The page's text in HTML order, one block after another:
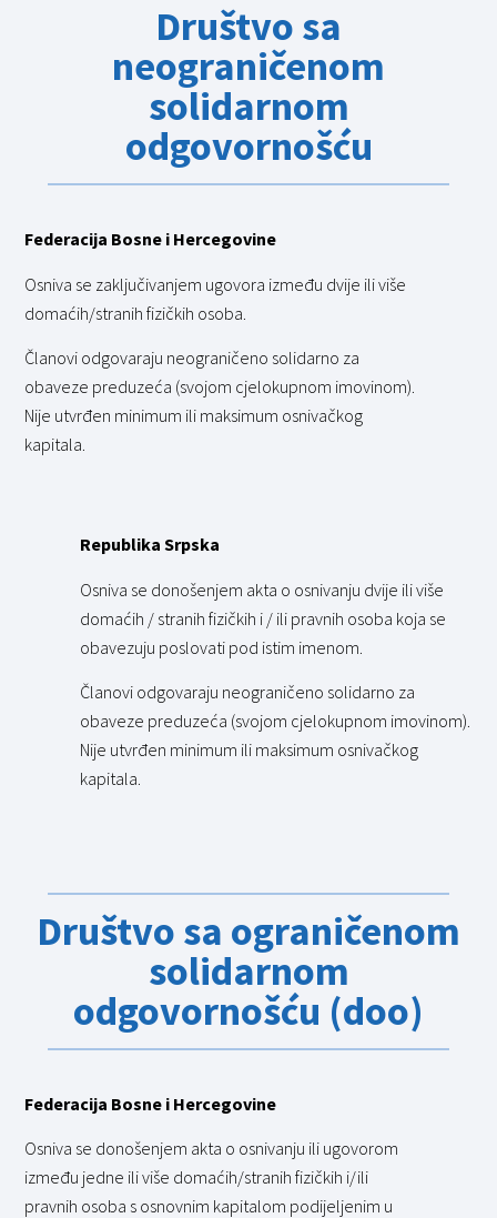
Društvo sa
neograničenom
solidarnom
odgovornošću
Federacija Bosne i Hercegovine
Osniva se zaključivanjem ugovora između dvije ili više
domaćih/stranih fizičkih osoba.
Članovi odgovaraju neograničeno solidarno za
obaveze preduzeća (svojom cjelokupnom imovinom).
Nije utvrđen minimum ili maksimum osnivačkog
kapitala.
Republika Srpska
Osniva se donošenjem akta o osnivanju dvije ili više
domaćih / stranih fizičkih i / ili pravnih osoba koja se
obavezuju poslovati pod istim imenom.
Članovi odgovaraju neograničeno solidarno za
obaveze preduzeća (svojom cjelokupnom imovinom).
Nije utvrđen minimum ili maksimum osnivačkog
kapitala.
Društvo sa ograničenom
solidarnom
odgovornošću (doo)
Federacija Bosne i Hercegovine
Osniva se donošenjem akta o osnivanju ili ugovorom
između jedne ili više domaćih/stranih fizičkih i/ili
pravnih osoba s osnovnim kapitalom podijeljenim u